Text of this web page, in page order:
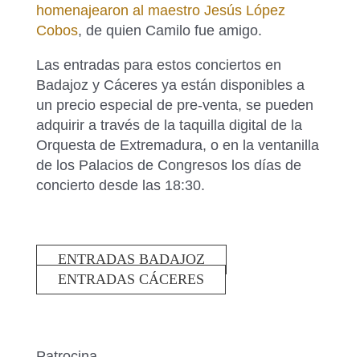
homenajearon al maestro Jesús López
Cobos, de quien Camilo fue amigo.
Las entradas para estos conciertos en
Badajoz y Cáceres ya están disponibles a
un precio especial de pre-venta, se pueden
adquirir a través de la taquilla digital de la
Orquesta de Extremadura, o en la ventanilla
de los Palacios de Congresos los días de
concierto desde las 18:30.
ENTRADAS BADAJOZ
ENTRADAS CÁCERES